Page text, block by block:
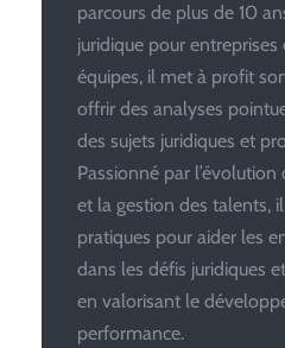
parcours de plus de 10
juridique pour entreprises
équipes, il met à profit
offrir des analyses
des sujets juridiques et
Passionné par
et la gestion des talents,
pratiques pour aider les
dans les défis juridiques
en valorisant le
performance.